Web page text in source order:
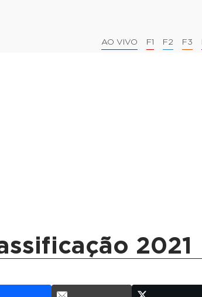
AO VIVO F1 F2 F3
2021